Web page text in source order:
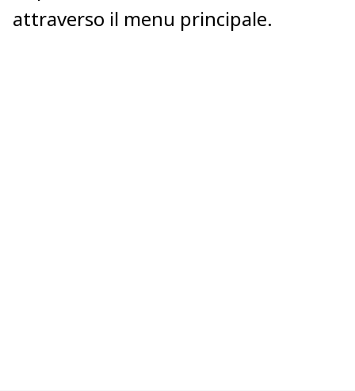
attraverso il menu principale.